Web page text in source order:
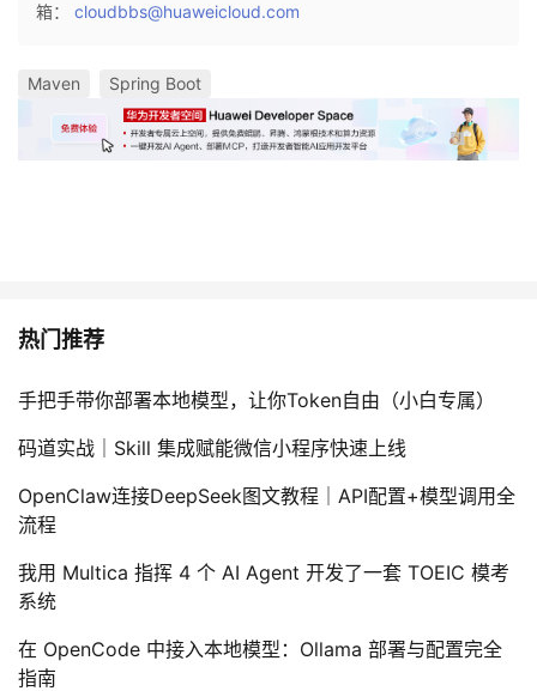
箱： cloudbbs@huaweicloud.com
Maven Spring Boot
热门推荐
手把手带你部署本地模型，让你Token自由（小白专属）
码道实战｜Skill 集成赋能微信小程序快速上线
OpenClaw连接DeepSeek图文教程｜API配置+模型调用全
流程
我用 Multica 指挥 4 个 AI Agent 开发了一套 TOEIC 模考
系统
在 OpenCode 中接入本地模型：Ollama 部署与配置完全
指南